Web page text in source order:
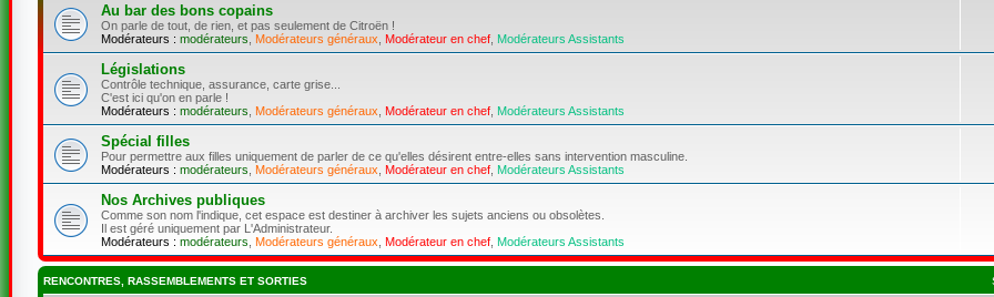
Au bar des bons copains
On parle de tout, de rien, et pas seulement de Citroën !
Modérateurs : modérateurs Modérateurs généraux Modérateur en chef, Modérateurs Assistants
Législations
Contrôle technique, assurance, carte grise...
C'est ici qu'on en parle !
Modérateurs : modérateurs Modérateurs généraux Modérateur en chef, Modérateurs Assistants
Spécial filles
Pour permettre aux filles uniquement de parler de ce qu'elles désirent entre-elles sans intervention masculine.
Modérateurs : modérateurs Modérateurs généraux Modérateur en chef, Modérateurs Assistants
Nos Archives publiques
Comme son nom l'indique, cet espace est destiner à archiver les sujets anciens ou obsolètes.
Il est géré uniquement par L'Administrateur.
Modérateurs : modérateurs Modérateurs généraux Modérateur en chef, Modérateurs Assistants
RENCONTRES, RASSEMBLEMENTS ET SORTIES